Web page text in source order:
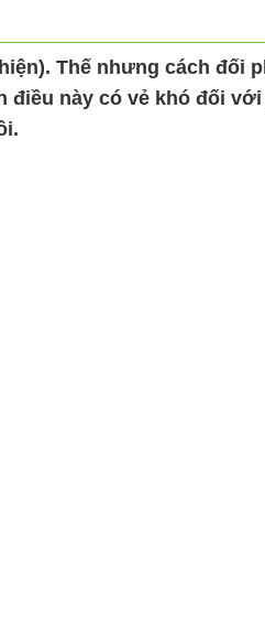
Thế nhưng cách đối
điều này có vẻ khó đối